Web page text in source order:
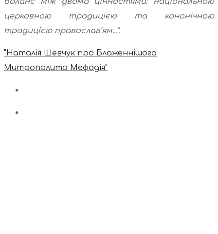
церковною традицією та канонічною
традицією православ’ям...".
"Наталія Шевчук про Блаженнішого
Митрополита Мефодія"